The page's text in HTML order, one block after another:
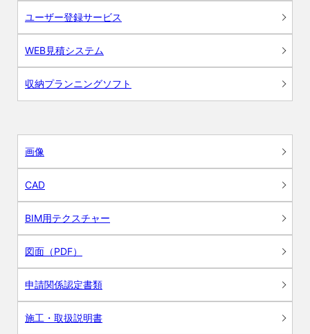
ユーザー登録サービス
WEB見積システム
収納プランニングソフト
画像
CAD
BIM用テクスチャー
図面（PDF）
申請関係認定書類
施工・取扱説明書